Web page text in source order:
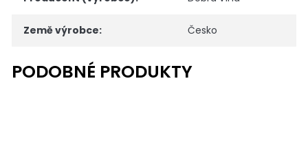
Země výrobce: Česko